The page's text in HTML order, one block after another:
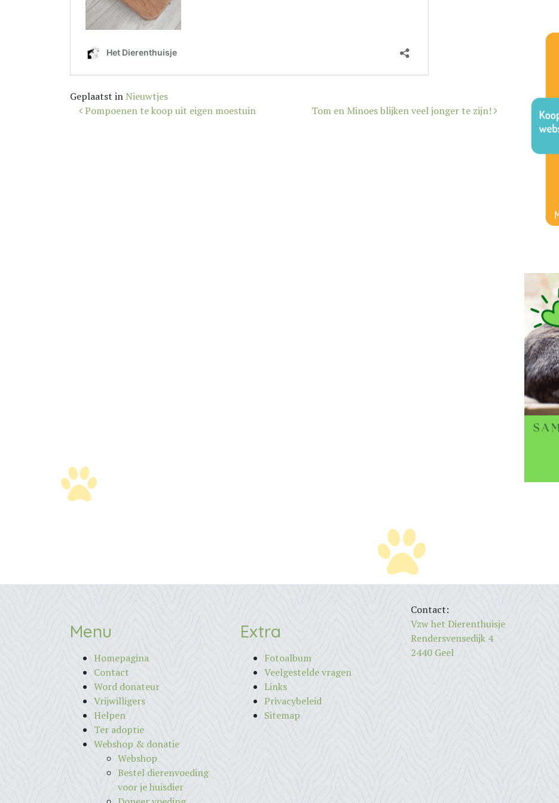
Geplaatst in Nieuwtjes
Bericht
navigatie
Pompoenen te koop uit eigen moestuin Tom en Minoes blijken veel jonger te zijn!
Menu
Homepagina
Contact
Word donateur
Vrijwilligers
Helpen
Ter adoptie
Webshop & donatie
Webshop
Bestel dierenvoeding
voor je huisdier
Extra
Fotoalbum
Veelgestelde vragen
Links
Privacybeleid
Sitemap
Contact:
Vzw het Dierenthuisje
Rendersvensedijk 4
2440 Geel